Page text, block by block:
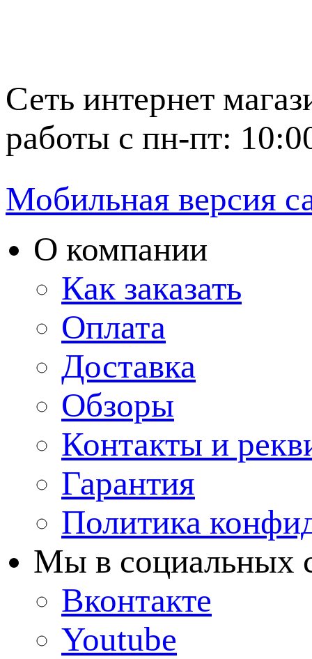
Сеть интернет
работы с пн-пт:
Мобильная версия
О компании
Как заказать
Оплата
Доставка
Обзоры
Контакты и
Гарантия
Политика
Мы в cоциальных
Вконтакте
Youtube